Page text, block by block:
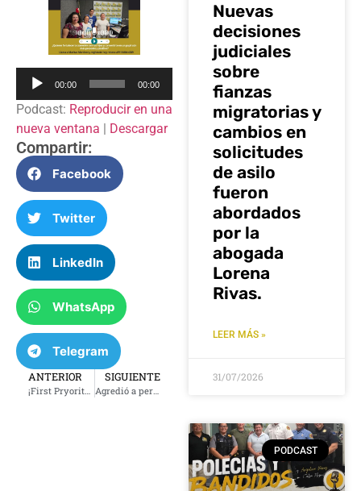
Reproductor
audio
00:00 00:00
Podcast: Reproducir en una
nueva ventana
Descargar
Compartir:
Facebook
Twitter
LinkedIn
WhatsApp
Telegram
ANTERIOR
¡First Pryority Bank celebra 125 años contigo!
SIGUIENTE
Agredió a personal de hospital de Tulsa
Nuevas
decisiones
judiciales
sobre
fianzas
migratorias y
cambios en
solicitudes
de asilo
fueron
abordados
por la
abogada
Lorena
Rivas.
LEER MÁS »
31/07/2026
PODCAST